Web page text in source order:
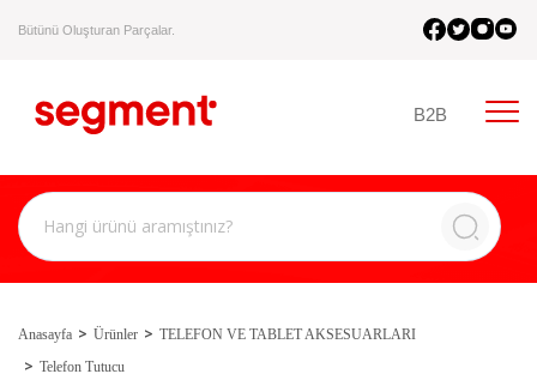
Bütünü Oluşturan Parçalar.
B2B
Anasayfa Ürünler
TELEFON VE TABLET AKSESUARLARI
Telefon Tutucu